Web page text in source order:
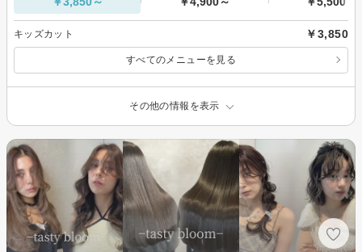
キッズカット ￥3,850
すべてのメニューを見る
その他の情報を表示